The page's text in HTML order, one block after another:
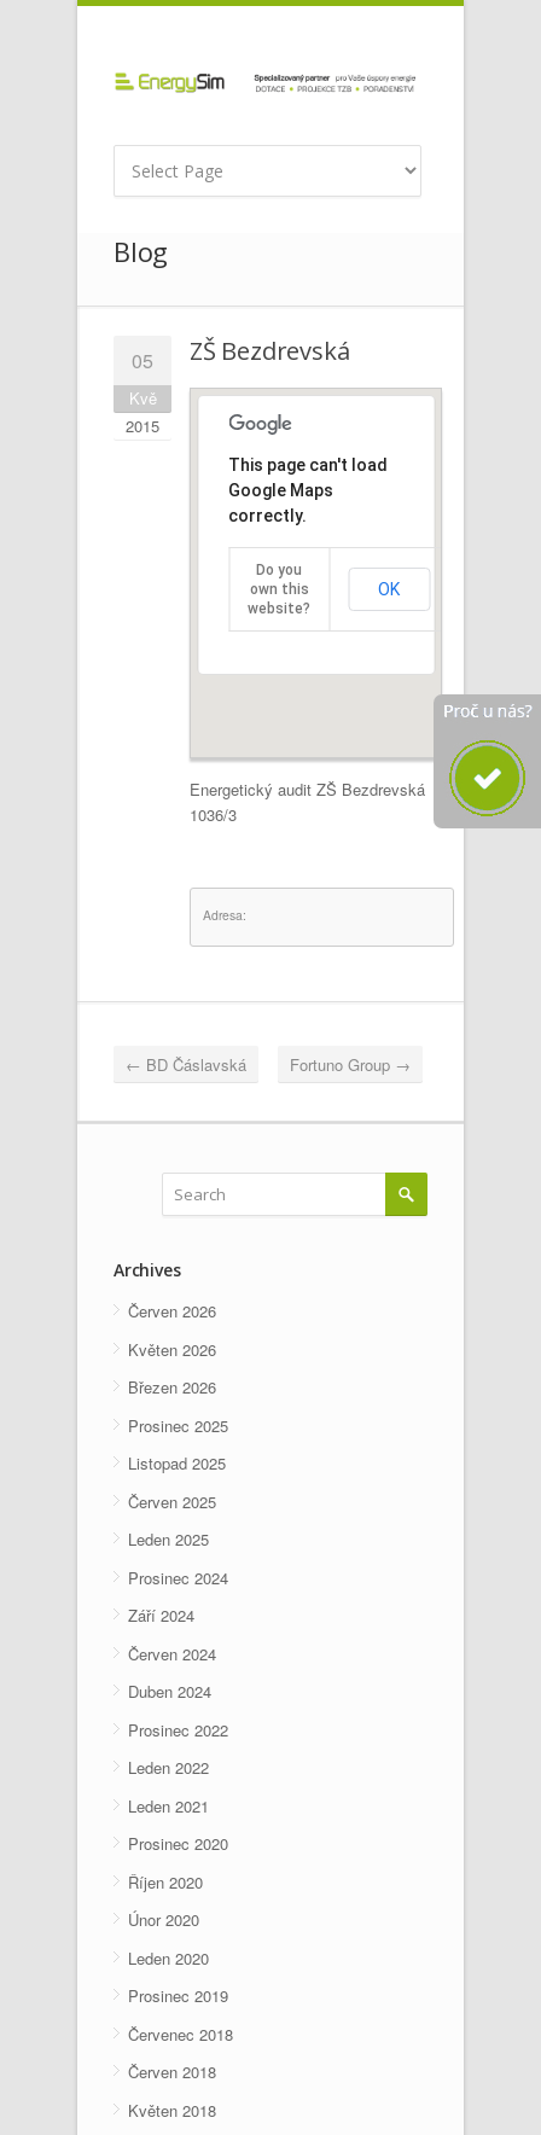
Blog
05
Kvě
2015
ZŠ Bezdrevská
This page can't load
Google Maps
correctly.
Do you
own this
website?
OK
Energetický audit ZŠ Bezdrevská
1036/3
Adresa:
← BD Čáslavská Fortuno Group →
Archives
Červen 2026
Květen 2026
Březen 2026
Prosinec 2025
Listopad 2025
Červen 2025
Leden 2025
Prosinec 2024
Září 2024
Červen 2024
Duben 2024
Prosinec 2022
Leden 2022
Leden 2021
Prosinec 2020
Říjen 2020
Únor 2020
Leden 2020
Prosinec 2019
Červenec 2018
Červen 2018
Květen 2018